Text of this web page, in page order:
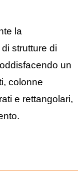
la
strutture di
un
colonne
e rettangolari,